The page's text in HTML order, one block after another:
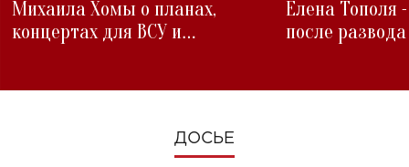
Михаила Хомы о планах,
концертах для ВСУ и
Елена Тополя
после развода
ДОСЬЕ